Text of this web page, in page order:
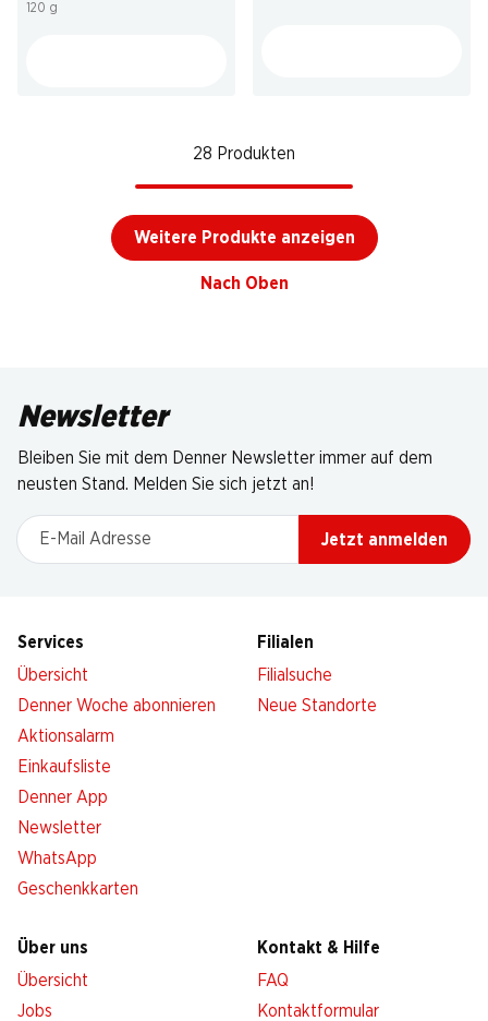
120 g
28 Produkten
Weitere Produkte anzeigen
Nach Oben
Newsletter
Bleiben Sie mit dem Denner Newsletter immer auf dem
neusten Stand. Melden Sie sich jetzt an!
E-Mail Adresse
Jetzt anmelden
Services
Übersicht
Denner Woche abonnieren
Aktionsalarm
Einkaufsliste
Denner App
Newsletter
WhatsApp
Geschenkkarten
Filialen
Filialsuche
Neue Standorte
Über uns
Übersicht
Jobs
Kontakt & Hilfe
FAQ
Kontaktformular